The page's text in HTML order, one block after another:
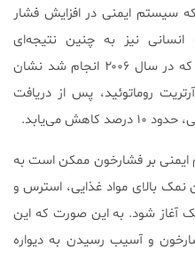
سیستم ایمنی در افزایش فشار
نیز به چنین نتیجه‌ای
رسیده‌اند. به عنوان مثال مطالعه‌ای که در سال ۲۰۰۶ انجام شد نشان
روماتوئید، پس از دریافت
می‌یابد.
ایمنی بر فشارخون ممکن است به
نمک بالای مواد غذایی، استرس و
آغاز شود. به این صورت که این
و آسیب رسیدن به دیواره